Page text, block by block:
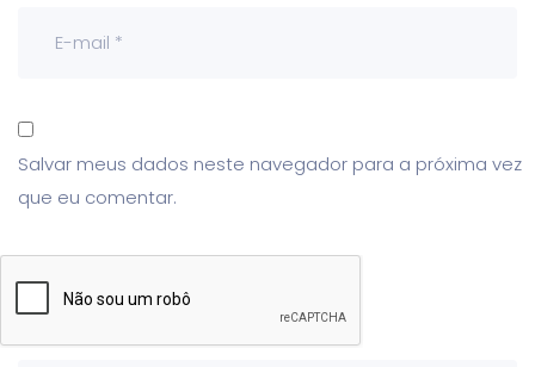
Salvar meus dados neste navegador para a próxima vez
que eu comentar.